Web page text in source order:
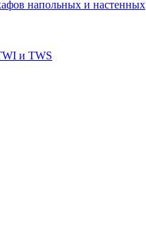
напольных и настенных
и TWS